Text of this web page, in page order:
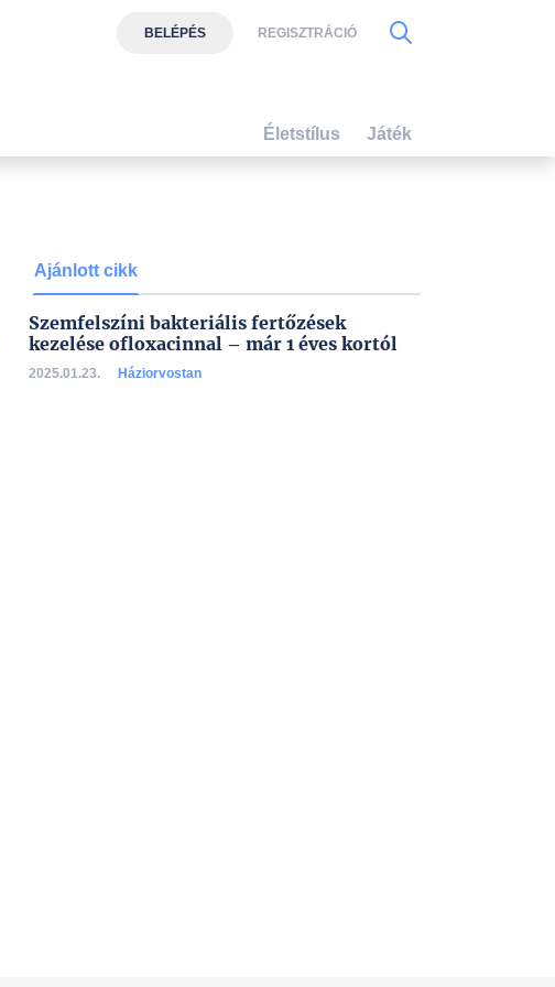
Ajánlott cikk
Szemfelszíni bakteriális fertőzések
kezelése ofloxacinnal – már 1 éves kortól
2025.01.23. Háziorvostan
BELÉPÉS REGISZTRÁCIÓ
Életstílus Játék